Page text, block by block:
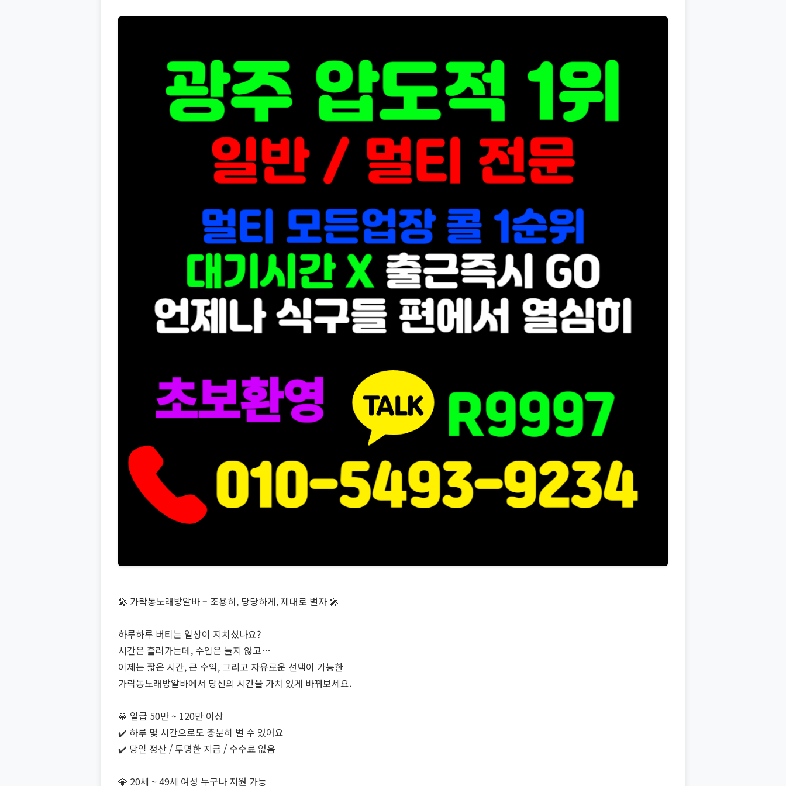
🎤 가락동노래방알바 – 조용히, 당당하게, 제대로 벌자 🎤
하루하루 버티는 일상이 지치셨나요?
시간은 흘러가는데, 수입은 늘지 않고…
이제는 짧은 시간, 큰 수익, 그리고 자유로운 선택이 가능한
가락동노래방알바에서 당신의 시간을 가치 있게 바꿔보세요.
💎 일급 50만 ~ 120만 이상
✔️ 하루 몇 시간으로도 충분히 벌 수 있어요
✔️ 당일 정산 / 투명한 지급 / 수수료 없음
💎 20세 ~ 49세 여성 누구나 지원 가능